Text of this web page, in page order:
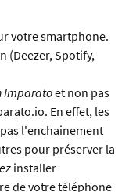
votre smartphone.
(Deezer, Spotify,
Imparatoet non pas
En effet, les
l'enchainement
pour préserver la
installer
de votre téléphone